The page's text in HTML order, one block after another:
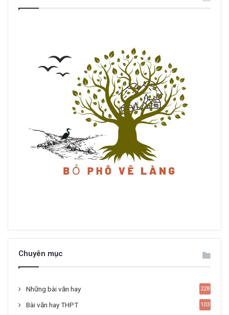
Chuyên mục
Những bài văn hay 228
Bài văn hay THPT 103